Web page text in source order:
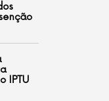
IPTU